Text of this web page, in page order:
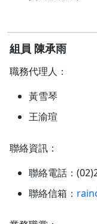
組員 陳承雨
職務代理人：
黃雪琴
王渝瑄
聯絡資訊：
聯絡電話：
聯絡信箱：